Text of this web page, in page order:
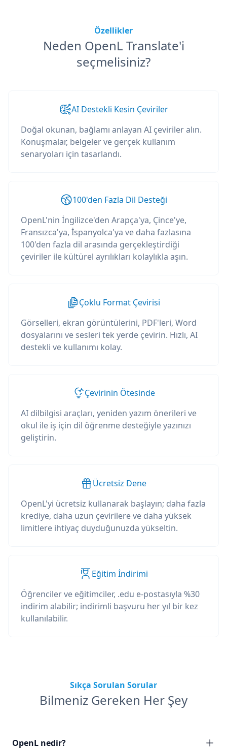
Özellikler
Neden OpenL Translate'i
seçmelisiniz?
AI Destekli Kesin Çeviriler
Doğal okunan, bağlamı anlayan AI çeviriler alın.
Konuşmalar, belgeler ve gerçek kullanım
senaryoları için tasarlandı.
100'den Fazla Dil Desteği
OpenL'nin İngilizce'den Arapça'ya, Çince'ye,
Fransızca'ya, İspanyolca'ya ve daha fazlasına
100'den fazla dil arasında gerçekleştirdiği
çeviriler ile kültürel ayrılıkları kolaylıkla aşın.
Çoklu Format Çevirisi
Görselleri, ekran görüntülerini, PDF'leri, Word
dosyalarını ve sesleri tek yerde çevirin. Hızlı, AI
destekli ve kullanımı kolay.
Çevirinin Ötesinde
AI dilbilgisi araçları, yeniden yazım önerileri ve
okul ile iş için dil öğrenme desteğiyle yazınızı
geliştirin.
Ücretsiz Dene
OpenL'yi ücretsiz kullanarak başlayın; daha fazla
krediye, daha uzun çevirilere ve daha yüksek
limitlere ihtiyaç duyduğunuzda yükseltin.
Eğitim İndirimi
Öğrenciler ve eğitimciler, .edu e-postasıyla %30
indirim alabilir; indirimli başvuru her yıl bir kez
kullanılabilir.
Sıkça Sorulan Sorular
Bilmeniz Gereken Her Şey
OpenL nedir?